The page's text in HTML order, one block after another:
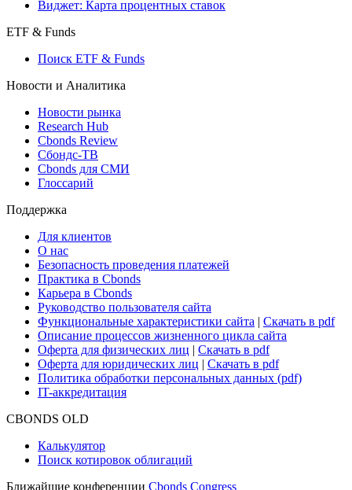
Макроэкономика
Виджет: Карта процентных ставок
ETF & Funds
Поиск ETF & Funds
Новости и Аналитика
Новости рынка
Research Hub
Сбондс-ТВ
Глоссарий
Поддержка
Для клиентов
О нас
Безопасность проведения платежей
Практика в Cbonds
Карьера в Cbonds
Руководство пользователя сайта
Функциональные характеристики сайта|Скачать в pdf
Описание процессов жизненного цикла сайта
Оферта для юридических лиц
IT-аккредитация